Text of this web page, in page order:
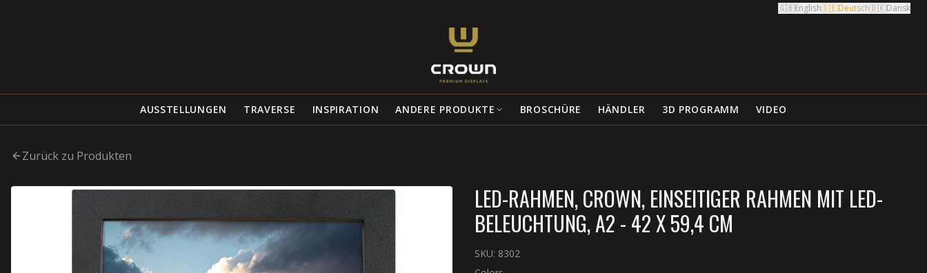
🇬🇧English🇩🇪Deutsch🇩🇰Dansk
AUSSTELLUNGEN TRAVERSE INSPIRATION ANDERE PRODUKTE BROSCHÜRE HÄNDLER 3D PROGRAMM VIDEO
Zurück zu Produkten
LED-RAHMEN, CROWN, EINSEITIGER RAHMEN MIT LED-
BELEUCHTUNG, A2 - 42 X 59,4 CM
SKU: 8302